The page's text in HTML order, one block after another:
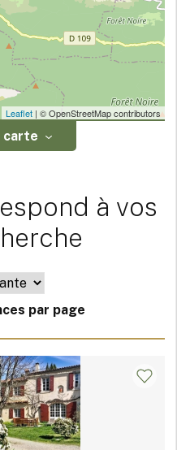
Leaflet | © OpenStreetMap contributors
carte
à vos
par page